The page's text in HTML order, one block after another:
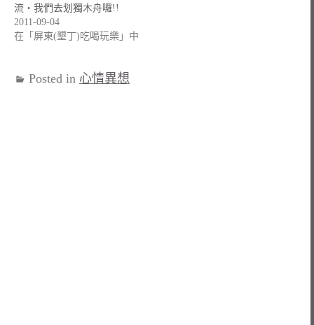
流‧我們去划獨木舟囉!!
2011-09-04
在「屏東(墾丁)吃喝玩樂」中
Posted in 心情異想